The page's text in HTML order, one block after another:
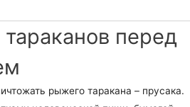
перед
рыжего таракана – прусака.